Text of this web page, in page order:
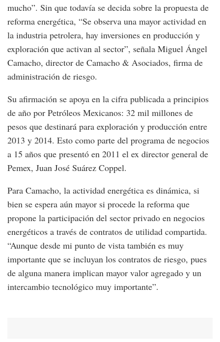
mucho”. Sin que todavía se decida sobre la propuesta de
reforma energética, “Se observa una mayor actividad en
la industria petrolera, hay inversiones en producción y
exploración que activan al sector”, señala Miguel Ángel
Camacho, director de Camacho & Asociados, firma de
administración de riesgo.
Su afirmación se apoya en la cifra publicada a principios
de año por Petróleos Mexicanos: 32 mil millones de
pesos que destinará para exploración y producción entre
2013 y 2014. Esto como parte del programa de negocios
a 15 años que presentó en 2011 el ex director general de
Pemex, Juan José Suárez Coppel.
Para Camacho, la actividad energética es dinámica, si
bien se espera aún mayor si procede la reforma que
propone la participación del sector privado en negocios
energéticos a través de contratos de utilidad compartida.
“Aunque desde mi punto de vista también es muy
importante que se incluyan los contratos de riesgo, pues
de alguna manera implican mayor valor agregado y un
intercambio tecnológico muy importante”.